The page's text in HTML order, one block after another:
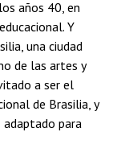
años 40, en
Y
una ciudad
de las artes y
a ser el
de Brasilia, y
para